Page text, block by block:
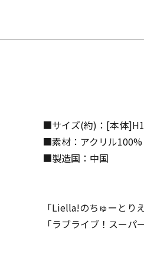
■サイズ(約)：[本体
■素材：アクリル100%
■製造国：中国
「Liella!のちゅーとり
「ラブライブ！スー